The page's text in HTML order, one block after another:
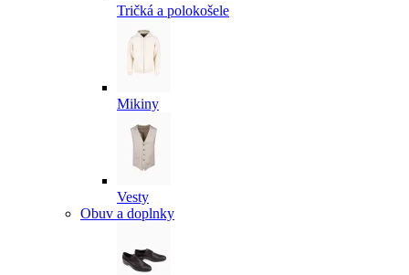
Tričká a polokošele
Mikiny
Vesty
Obuv a doplnky